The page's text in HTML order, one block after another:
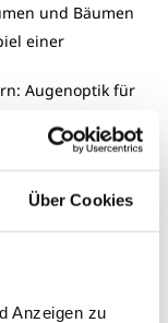
Über Cookies
Anzeigen zu
und Bäumen
einer
Augenoptik für
Weihnachtsmarkt